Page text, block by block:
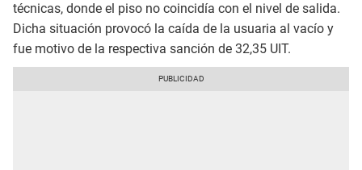
técnicas, donde el piso no coincidía con el nivel de salida.
Dicha situación provocó la caída de la usuaria al vacío y
fue motivo de la respectiva sanción de 32,35 UIT.